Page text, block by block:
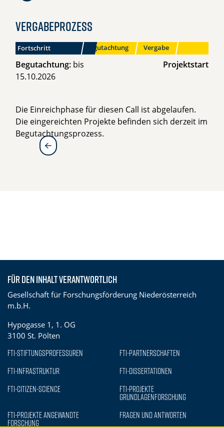
Vergabeprozess
Fortschritt
Einreichphase
Begutachtung Vergabe
Begutachtung: bis
15.10.2026
Projektstart
Die Einreichphase für diesen Call ist abgelaufen.
Die eingereichten Projekte befinden sich derzeit im
Begutachtungsprozess.
zur Übersicht
Für den Inhalt verantwortlich
Gesellschaft für Forschungsförderung Niederösterreich
m.b.H.
Hypogasse 1, 1. OG
3100 St. Pölten
FTI-Stiftungsprofessuren
FTI-Partnerschaften
FTI-Infrastruktur
FTI-Dissertationen
FTI-Citizen-Science
FTI-Projekte
Grundlagenforschung
FTI-Projekte Angewandte
Forschung
Fragen und Antworten